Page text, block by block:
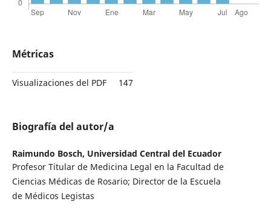
Métricas
Visualizaciones del PDF 147
Biografía del autor/a
Raimundo Bosch, Universidad Central del Ecuador
Profesor Titular de Medicina Legal en la Facultad de
Ciencias Médicas de Rosario; Director de la Escuela
de Médicos Legistas